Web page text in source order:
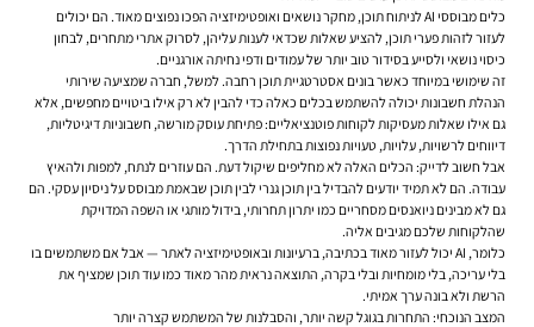
כלים מבוססי AI לניתוח תוכן, מחקר נושאים ואופטימיזציה הפכו נפוצים מאוד. הם יכולים
לעזור לזהות פערי תוכן, להציע שאלות שכדאי לענות עליהן, לסרוק אתרי מתחרים, לבחון
כיסוי נושאי ולסייע בסידור טוב יותר של עמודים ודפי נחיתה אורגניים.
זה שימושי במיוחד כאשר בונים אסטרטגיית תוכן רחבה. למשל, חברה שמציעה שירותי
הנהלת חשבונות יכולה להשתמש בכלים כאלה כדי להבין לא רק אילו ביטויים מחפשים, אלא
גם אילו שאלות מעסיקות לקוחות פוטנציאליים: פתיחת עוסק מורשה, חשבוניות דיגיטליות,
דיווחים לרשויות, עלויות, טעויות נפוצות בתחילת הדרך.
אבל חשוב לדייק: הכלים האלה לא מחליפים שיקול דעת. הם עוזרים לנתח, למפות ולהאיץ
עבודה. הם לא תמיד יודעים להבדיל בין תוכן גנרי לבין תוכן שבאמת מבוסס על ניסיון עסקי. הם
גם לא מבינים ניואנסים מסחריים כמו יתרון תחרותי, בידול מותגי או השפה המדויקת
שהלקוחות שלכם מגיבים אליה.
כלומר, AI יכול לעזור מאוד בכתיבה, ברעיונות ובאופטימיזציה לאתר — אבל אם משתמשים בו
בלי עריכה, בלי מומחיות ובלי בקרה, התוצאה נראית מהר מאוד כמו עוד תוכן שמציף את
הרשת ולא בונה ערך אמיתי.
המצב הנוכחי: התחרות בגוגל קשה יותר, והסבלנות של המשתמש קצרה יותר